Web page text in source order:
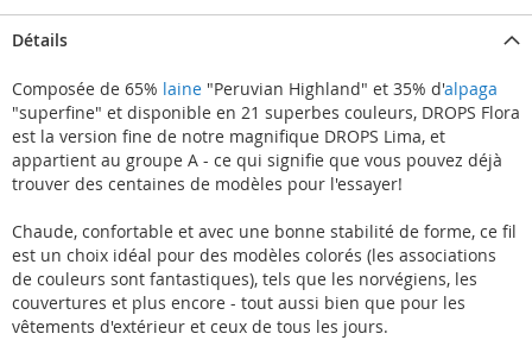
Détails
Composée de 65% laine "Peruvian Highland" et 35% d'alpaga
"superfine" et disponible en 21 superbes couleurs, DROPS Flora
est la version fine de notre magnifique DROPS Lima, et
appartient au groupe A - ce qui signifie que vous pouvez déjà
trouver des centaines de modèles pour l'essayer!
Chaude, confortable et avec une bonne stabilité de forme, ce fil
est un choix idéal pour des modèles colorés (les associations
de couleurs sont fantastiques), tels que les norvégiens, les
couvertures et plus encore - tout aussi bien que pour les
vêtements d'extérieur et ceux de tous les jours.